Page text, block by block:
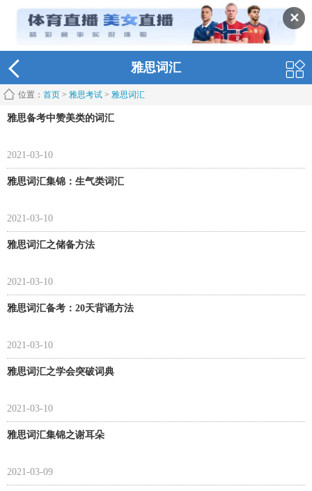
✕
雅思词汇
位置： 首页 > 雅思考试 > 雅思词汇
雅思备考中赞美类的词汇
2021-03-10
雅思词汇集锦：生气类词汇
2021-03-10
雅思词汇之储备方法
2021-03-10
雅思词汇备考：20天背诵方法
2021-03-10
雅思词汇之学会突破词典
2021-03-10
雅思词汇集锦之谢耳朵
2021-03-09